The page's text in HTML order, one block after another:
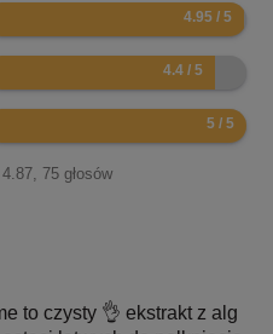
4.87, 75 głosów
to czysty 👌 ekstrakt z alg